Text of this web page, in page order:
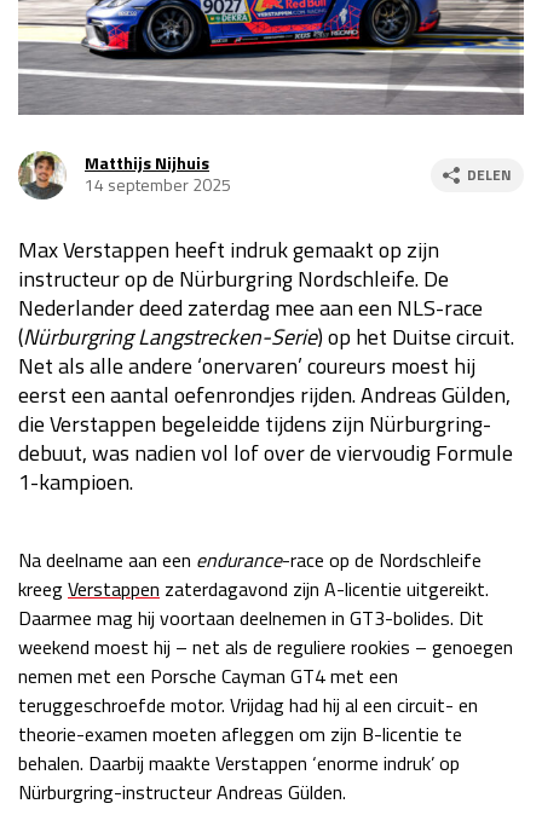
Race
za 13:00 - 15:00
GP VERENIGDE STATEN 2026 23 - 25 okt
Kwalificatie
za 23:00 - 00:00
Race
zo 21:00 - 23:00
GP MEXICO 2026 30 okt - 01 nov
Race
zo 21:00 - 23:00
Kwalificatie
za 19:00 - 20:00
Race
zo 18:00 - 20:00
Kwalificatie
za 05:00 - 06:00
Race
zo 05:00 - 07:00
GP QATAR 2026
GP ABU DHABI 2026 04 - 06 dec
Kwalificatie
za 15:00 - 16:00
Race
zo 14:00 - 16:00
Matthijs Nijhuis
14 september 2025
DELEN
Max Verstappen heeft indruk gemaakt op zijn
instructeur op de Nürburgring Nordschleife. De
Nederlander deed zaterdag mee aan een NLS-race
(Nürburgring Langstrecken-Serie) op het Duitse circuit.
Net als alle andere ‘onervaren’ coureurs moest hij
eerst een aantal oefenrondjes rijden. Andreas Gülden,
die Verstappen begeleidde tijdens zijn Nürburgring-
debuut, was nadien vol lof over de viervoudig Formule
1-kampioen.
Na deelname aan een endurance-race op de Nordschleife
kreegVerstappen zaterdagavond zijn A-licentie uitgereikt.
Daarmee mag hij voortaan deelnemen in GT3-bolides. Dit
weekend moest hij – net als de reguliere rookies – genoegen
nemen met een Porsche Cayman GT4 met een
teruggeschroefde motor. Vrijdag had hij al een circuit- en
theorie-examen moeten afleggen om zijn B-licentie te
behalen. Daarbij maakte Verstappen ‘enorme indruk’ op
Nürburgring-instructeur Andreas Gülden.